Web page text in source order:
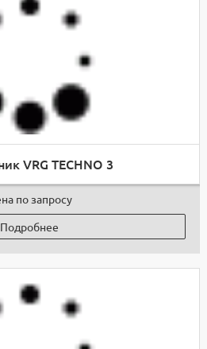
VRG TECHNO 3
по запросу
Подробнее